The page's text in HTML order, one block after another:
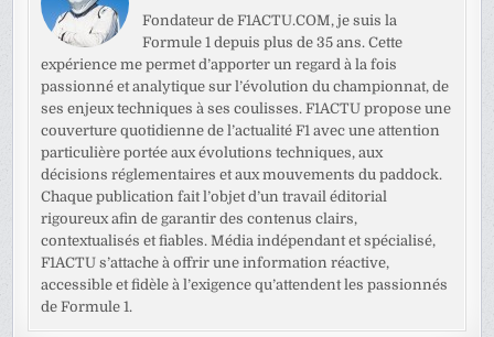
Fondateur de F1ACTU.COM, je suis la
Formule 1 depuis plus de 35 ans. Cette
expérience me permet d’apporter un regard à la fois
passionné et analytique sur l’évolution du championnat, de
ses enjeux techniques à ses coulisses. F1ACTU propose une
couverture quotidienne de l’actualité F1 avec une attention
particulière portée aux évolutions techniques, aux
décisions réglementaires et aux mouvements du paddock.
Chaque publication fait l’objet d’un travail éditorial
rigoureux afin de garantir des contenus clairs,
contextualisés et fiables. Média indépendant et spécialisé,
F1ACTU s’attache à offrir une information réactive,
accessible et fidèle à l’exigence qu’attendent les passionnés
de Formule 1.